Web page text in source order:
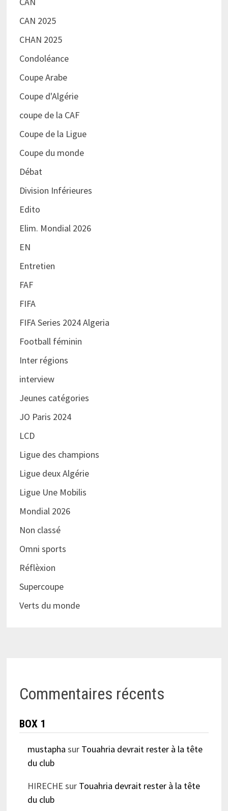
CAN 2025
CHAN 2025
Condoléance
Coupe Arabe
Coupe d'Algérie
coupe de la CAF
Coupe de la Ligue
Coupe du monde
Débat
Division Inférieures
Edito
Elim. Mondial 2026
EN
Entretien
FAF
FIFA
FIFA Series 2024 Algeria
Football féminin
Inter régions
interview
Jeunes catégories
JO Paris 2024
LCD
Ligue des champions
Ligue deux Algérie
Ligue Une Mobilis
Mondial 2026
Non classé
Omni sports
Réflèxion
Supercoupe
Verts du monde
Commentaires récents
BOX 1
mustapha sur Touahria devrait rester à la tête
du club
HIRECHE sur Touahria devrait rester à la tête
du club